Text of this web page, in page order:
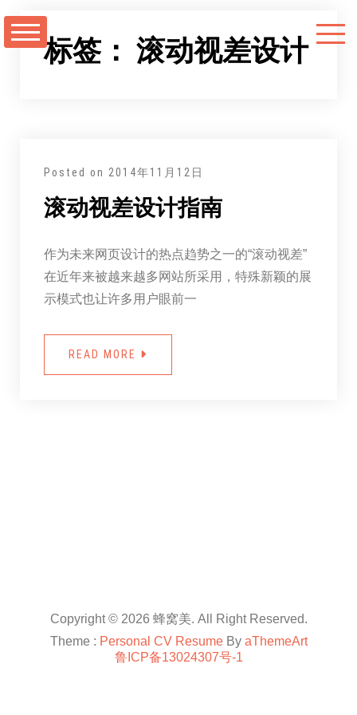
至
标签： 滚动视差设计
Posted on 2014年11月12日
滚动视差设计指南
作为未来网页设计的热点趋势之一的“滚动视差”
在近年来被越来越多网站所采用，特殊新颖的展
示模式也让许多用户眼前一
READ MORE
Copyright © 2026 蜂窝美. All Right Reserved.
Theme : Personal CV ResumeBy aThemeArt
鲁ICP备13024307号-1